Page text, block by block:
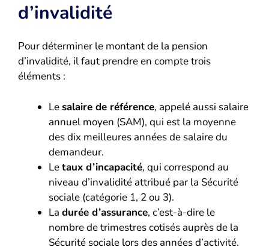
d’invalidité
Pour déterminer le montant de la pension
d’invalidité, il faut prendre en compte trois
éléments :
Lesalaire de référence, appelé aussi salaire
annuel moyen (SAM), qui est la moyenne
des dix meilleures années de salaire du
demandeur.
Letaux d’incapacité, qui correspond au
niveau d’invalidité attribué par la Sécurité
sociale (catégorie 1, 2 ou 3).
La durée d’assurance, c’est-à-dire le
nombre de trimestres cotisés auprès de la
Sécurité sociale lors des années d’activité.